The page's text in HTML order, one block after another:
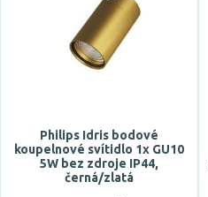
Philips Idris bodové
koupelnové svítidlo 1x GU10
5W bez zdroje IP44,
černá/zlatá